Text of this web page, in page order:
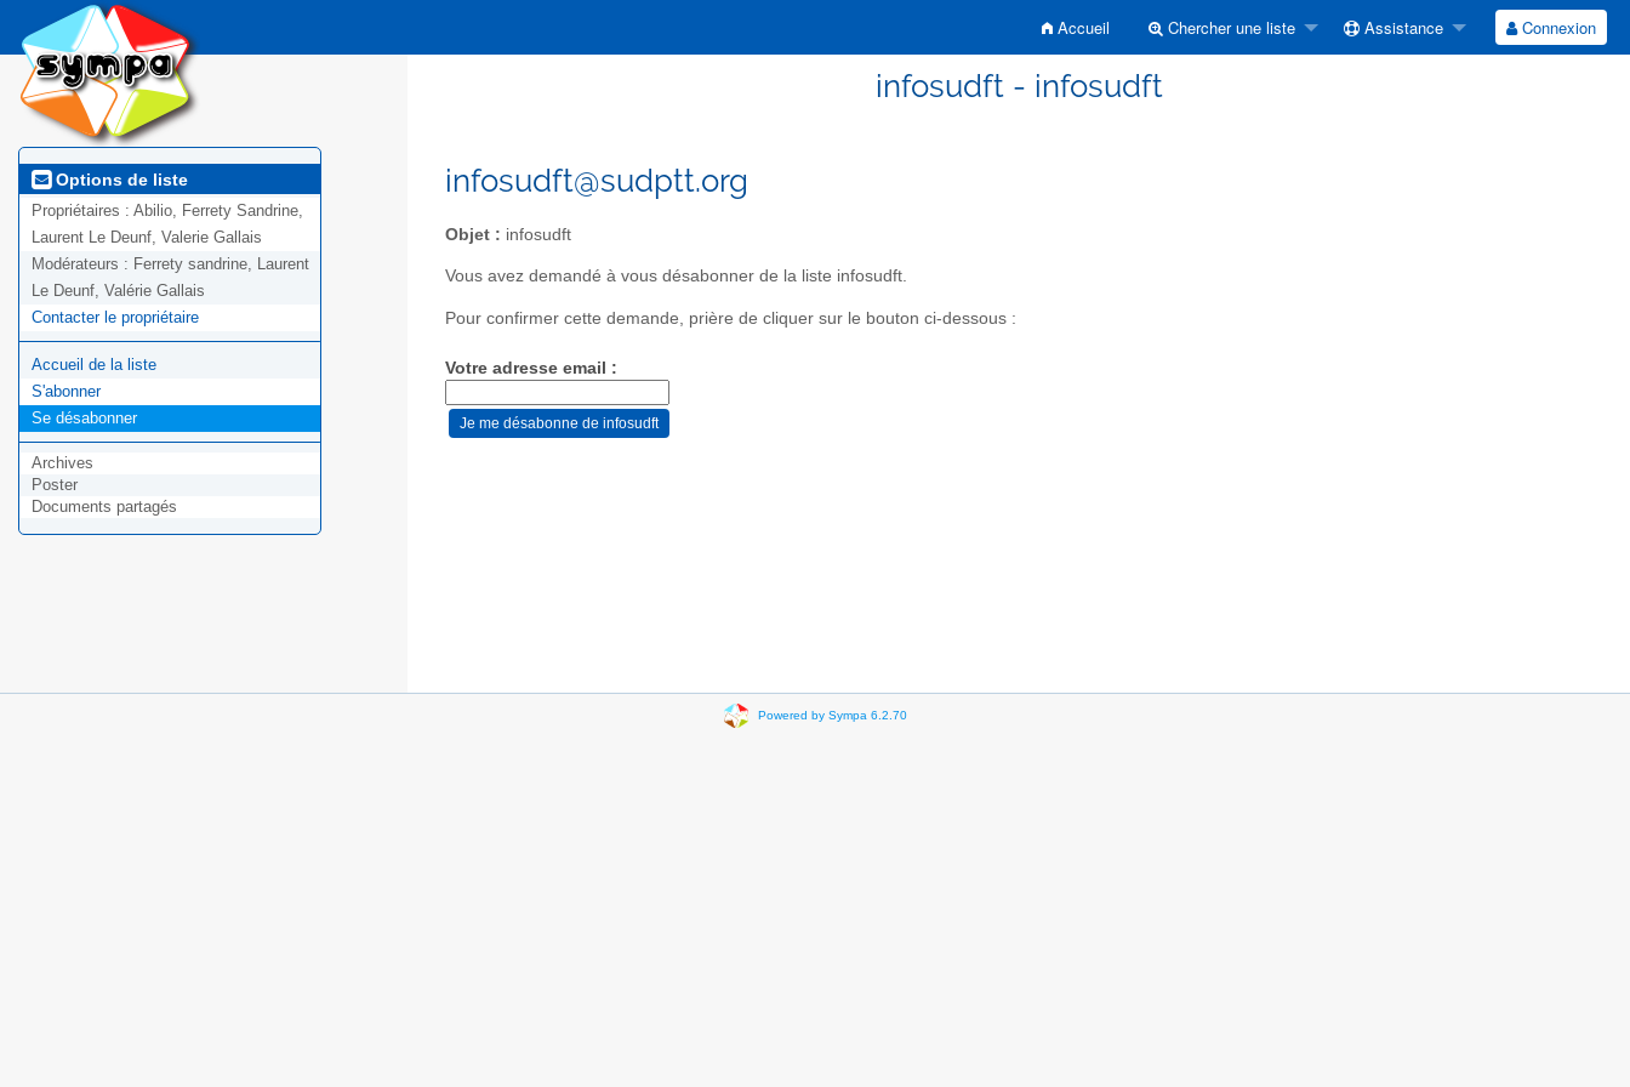
Accueil Chercher une liste Assistance Connexion
infosudft - infosudft
Options de liste
Propriétaires : Abilio, Ferrety Sandrine,
Laurent Le Deunf, Valerie Gallais
Modérateurs : Ferrety sandrine, Laurent
Le Deunf, Valérie Gallais
Contacter le propriétaire
Accueil de la liste
S'abonner
Se désabonner
Archives
Poster
Documents partagés
infosudft@sudptt.org
Objet : infosudft
Vous avez demandé à vous désabonner de la liste infosudft.
Pour confirmer cette demande, prière de cliquer sur le bouton ci-dessous :
Votre adresse email :
Powered by Sympa 6.2.70